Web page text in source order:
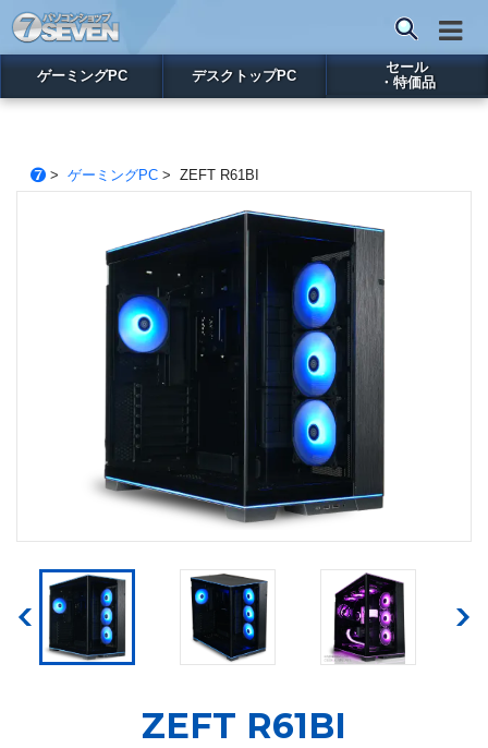
ゲーミングPC デスクトップPC
セール
・特価品
> ゲーミングPC> ZEFT R61BI
ZEFT R61BI